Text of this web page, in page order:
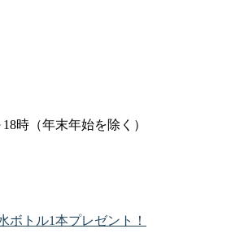
時（年末年始を除く）
ボトル1本プレゼント！